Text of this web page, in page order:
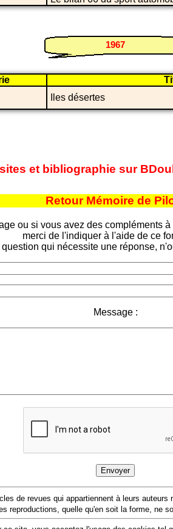
1967
Iles désertes
et bibliographie sur
Retour Mémoire de
ou si vous avez des compléments
merci de l'indiquer à l'aide de ce
qui nécessite une réponse,
Message :
de revues qui appartiennent à leurs
reproductions, quelle qu'en soit la forme, ne